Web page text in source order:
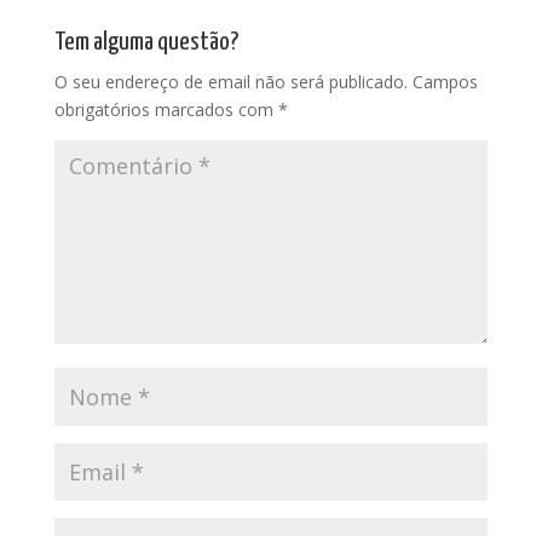
Tem alguma questão?
O seu endereço de email não será publicado. Campos
obrigatórios marcados com *